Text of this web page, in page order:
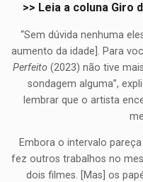
>> Leia a coluna Giro
“Sem dúvida nenhuma
aumento da idade]. Para
Perfeito(2023) não tive
sondagem alguma”,
lembrar que o artista
Embora o intervalo
fez outros trabalhos no
dois filmes. [Mas] os